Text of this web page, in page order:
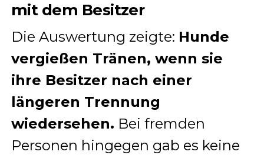
mit dem Besitzer
Die Auswertung zeigte: Hunde
vergießen Tränen, wenn sie
ihre Besitzer nach einer
längeren Trennung
wiedersehen. Bei fremden
Personen hingegen gab es keine